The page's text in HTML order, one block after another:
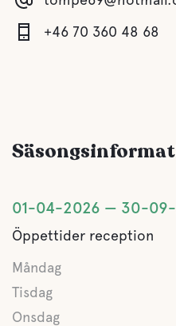
Buffe/Lunch
härliga viltbuffé med
Husdjursvänligt
Aktiviteter
+46 70 360 48 68
01-04-2026 30-
Öppettider reception
Måndag
Tisdag
Onsdag